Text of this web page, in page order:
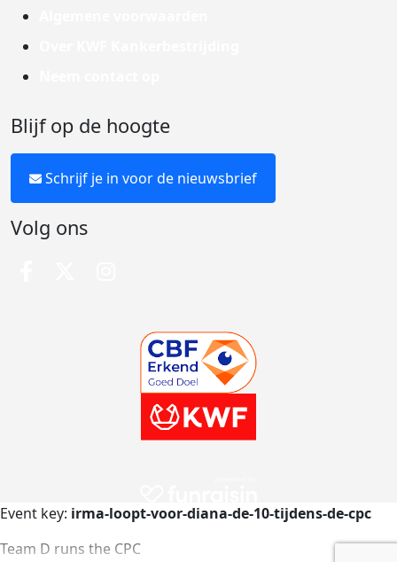
Blijf op de hoogte
Schrijf je in voor de nieuwsbrief
Volg ons
Event key: irma-loopt-voor-diana-de-10-tijdens-de-cpc
Team D runs the CPC